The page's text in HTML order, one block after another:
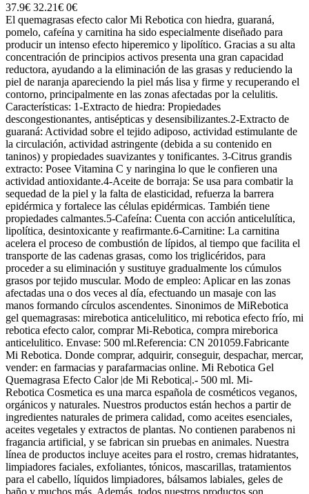
37.9€ 32.21€ 0€
El quemagrasas efecto calor Mi Rebotica con hiedra, guaraná,
pomelo, cafeína y carnitina ha sido especialmente diseñado para
producir un intenso efecto hiperemico y lipolítico. Gracias a su alta
concentración de principios activos presenta una gran capacidad
reductora, ayudando a la eliminación de las grasas y reduciendo la
piel de naranja apareciendo la piel más lisa y firme y recuperando el
contorno, principalmente en las zonas afectadas por la celulitis.
Características: 1-Extracto de hiedra: Propiedades
descongestionantes, antisépticas y desensibilizantes.2-Extracto de
guaraná: Actividad sobre el tejido adiposo, actividad estimulante de
la circulación, actividad astringente (debida a su contenido en
taninos) y propiedades suavizantes y tonificantes. 3-Citrus grandis
extracto: Posee Vitamina C y naringina lo que le confieren una
actividad antioxidante.4-Aceite de borraja: Se usa para combatir la
sequedad de la piel y la falta de elasticidad, refuerza la barrera
epidérmica y fortalece las células epidérmicas. También tiene
propiedades calmantes.5-Cafeína: Cuenta con acción anticelulítica,
lipolítica, desintoxicante y reafirmante.6-Carnitine: La carnitina
acelera el proceso de combustión de lípidos, al tiempo que facilita el
transporte de las cadenas grasas, como los triglicéridos, para
proceder a su eliminación y sustituye gradualmente los cúmulos
grasos por tejido muscular. Modo de empleo: Aplicar en las zonas
afectadas una o dos veces al día, efectuando un masaje con las
manos formando círculos ascendentes. Sinonimos de MiRebotica
gel quemagrasas: mirebotica anticelulitico, mi rebotica efecto frío, mi
rebotica efecto calor, comprar Mi-Rebotica, compra mireborica
anticelulitico. Envase: 500 ml.Referencia: CN 201059.Fabricante
Mi Rebotica. Donde comprar, adquirir, conseguir, despachar, mercar,
vender: en farmacias y parafarmacias online. Mi Rebotica Gel
Quemagrasa Efecto Calor |de Mi Rebotica|.- 500 ml. Mi-
Rebotica Cosmetica es una marca española de cosméticos veganos,
orgánicos y naturales. Nuestros productos están hechos a partir de
ingredientes naturales de primera calidad, como aceites esenciales,
aceites vegetales y extractos de plantas. No contienen parabenos ni
fragancia artificial, y se fabrican sin pruebas en animales. Nuestra
línea de productos incluye aceites para el rostro, cremas hidratantes,
limpiadores faciales, exfoliantes, tónicos, mascarillas, tratamientos
para el cabello, líquidos limpiadores, bálsamos labiales, geles de
baño y muchos más. Además, todos nuestros productos son